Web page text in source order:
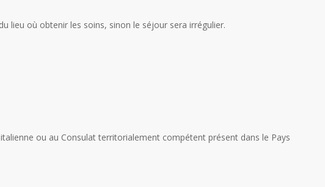
lieu où obtenir les soins, sinon le séjour sera irrégulier.
ou au Consulat territorialement compétent présent dans le Pays